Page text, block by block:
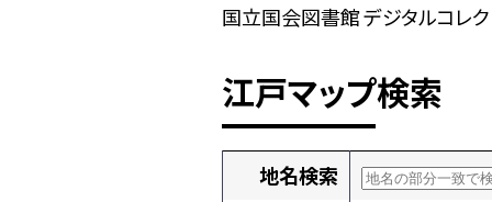
国立国会図書館 デジタルコレク
江戸マップ検索
地名検索